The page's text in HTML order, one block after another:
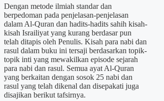
Dengan metode ilmiah standar dan
berpedoman pada penjelasan-penjelasan
dalam Al-Quran dan hadits-hadits sahih kisah-
kisah Israiliyat yang kurang berdasar pun
telah ditapis oleh Penulis. Kisah para nabi dan
rasul dalam buku ini tersaji berdasarkan topik-
topik inti yang mewakilkan episode sejarah
para nabi dan rasul. Semua ayat Al-Quran
yang berkaitan dengan sosok 25 nabi dan
rasul yang telah dikenal dan disepakati juga
disajikan berikut tafsirnya.